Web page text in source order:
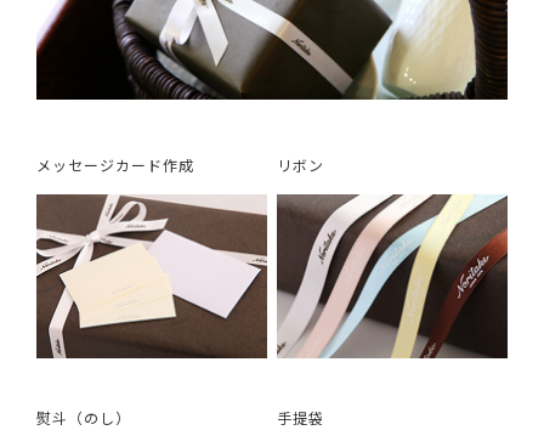
メッセージカード作成 リボン
熨斗（のし） 手提袋